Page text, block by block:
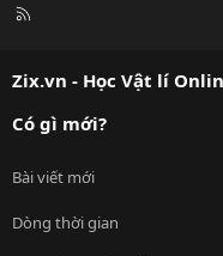
R
Zix.vn - Học Vật lí
Có gì mới?
Bài viết mới
Dòng thời gian